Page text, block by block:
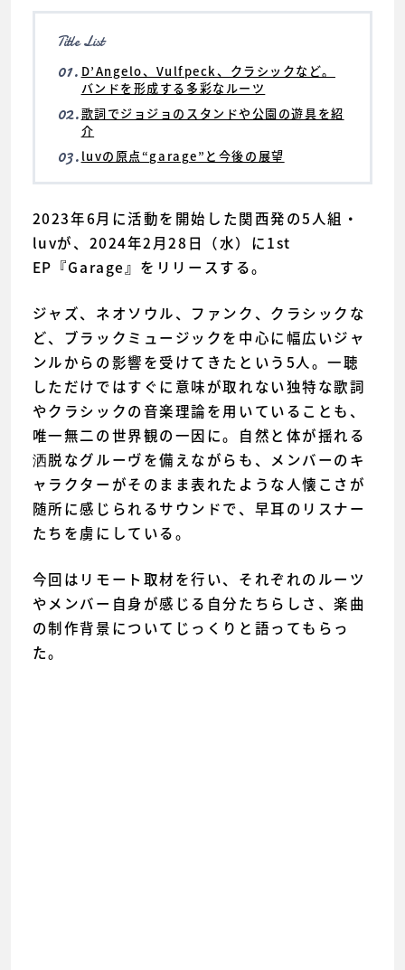
Title List
01. D’Angelo、Vulfpeck、クラシックなど。
バンドを形成する多彩なルーツ
02.歌詞でジョジョのスタンドや公園の遊具を紹
介
03. luvの原点“garage”と今後の展望
2023年6月に活動を開始した関西発の5人組・
luvが、2024年2月28日（水）に1st
EP『Garage』をリリースする。
ジャズ、ネオソウル、ファンク、クラシックな
ど、ブラックミュージックを中心に幅広いジャ
ンルからの影響を受けてきたという5人。一聴
しただけではすぐに意味が取れない独特な歌詞
やクラシックの音楽理論を用いていることも、
唯一無二の世界観の一因に。自然と体が揺れる
洒脱なグルーヴを備えながらも、メンバーのキ
ャラクターがそのまま表れたような人懐こさが
随所に感じられるサウンドで、早耳のリスナー
たちを虜にしている。
今回はリモート取材を行い、それぞれのルーツ
やメンバー自身が感じる自分たちらしさ、楽曲
の制作背景についてじっくりと語ってもらっ
た。